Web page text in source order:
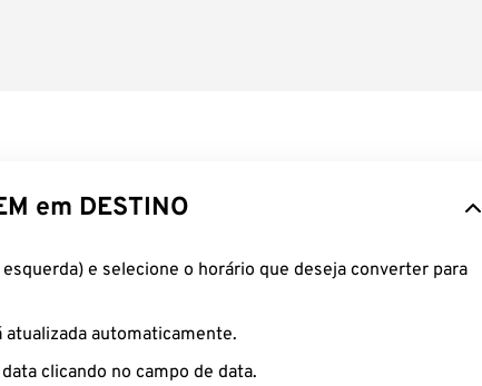
em DESTINO
esquerda) e selecione o horário que deseja converter para
atualizada automaticamente.
clicando no campo de data.